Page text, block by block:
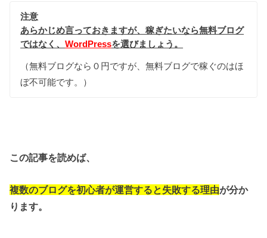
注意
あらかじめ言っておきますが、稼ぎたいなら無料ブログ
ではなく、WordPressを選びましょう。
（無料ブログなら０円ですが、無料ブログで稼ぐのはほ
ぼ不可能です。）
この記事を読めば、
複数のブログを初心者が運営すると失敗する理由が分か
ります。